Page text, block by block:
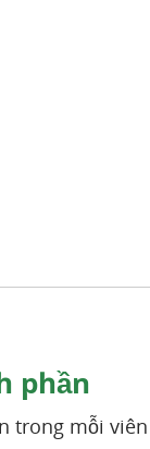
phần
trong mỗi viên